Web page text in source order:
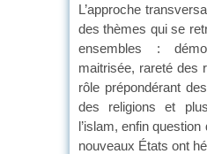
L’approche
des thèmes qui se
ensembles :
maitrisée, rareté des
rôle prépondérant
des religions et
l’islam, enfin
nouveaux États ont